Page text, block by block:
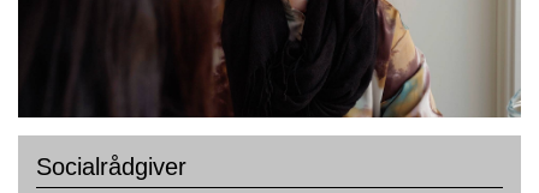
Socialrådgiver